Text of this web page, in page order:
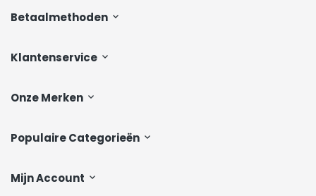
Klantenservice
Onze Merken
Populaire Categorieën
Mijn Account
Betaalmethoden